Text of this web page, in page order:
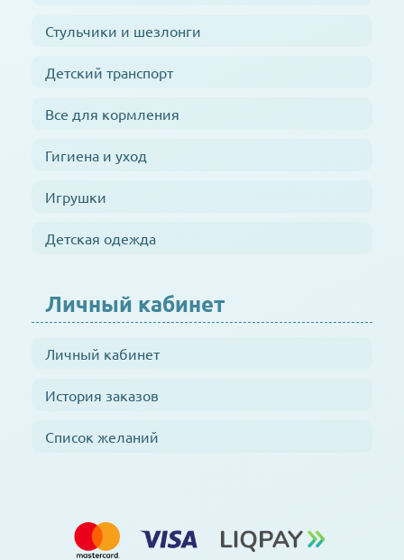
Стульчики и шезлонги
Детский транспорт
Все для кормления
Гигиена и уход
Игрушки
Детская одежда
Личный кабинет
Личный кабинет
История заказов
Список желаний